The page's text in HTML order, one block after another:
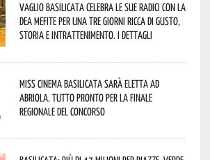
Vaglio Basilicata celebra le sue radici con la
Dea Mefite per una tre giorni ricca di gusto,
storia e intrattenimento. I dettagli
Miss Cinema Basilicata sarà eletta ad
Abriola. Tutto pronto per la finale
regionale del concorso